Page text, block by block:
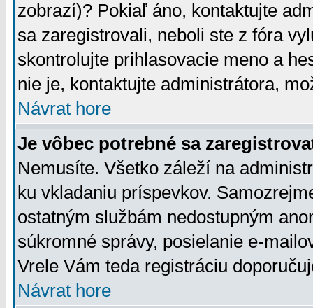
zobrazí)? Pokiaľ áno, kontaktujte
sa zaregistrovali, neboli ste z fóra
skontrolujte prihlasovacie meno a
nie je, kontaktujte administrátora,
Návrat hore
Je vôbec potrebné sa
Nemusíte. Všetko záleží na
ku vkladaniu príspevkov.
ostatným službám nedostupným
súkromné správy, posielanie e-
Vrele Vám teda registráciu
Návrat hore